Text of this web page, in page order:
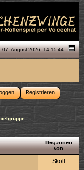
07. August 2026, 14:15:44
Registrieren
Begonnen
von
Skoll